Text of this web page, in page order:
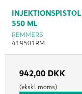
550 ML
REMMERS
419501RM
942,00 DKK
(ekskl. moms)